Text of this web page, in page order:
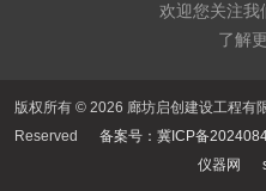
欢迎您关注我
了解
版权所有 © 2026 廊坊启创建设工程有
Reserved 备案号：冀ICP备
仪器网